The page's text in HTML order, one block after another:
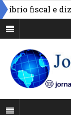
fiscal e diz